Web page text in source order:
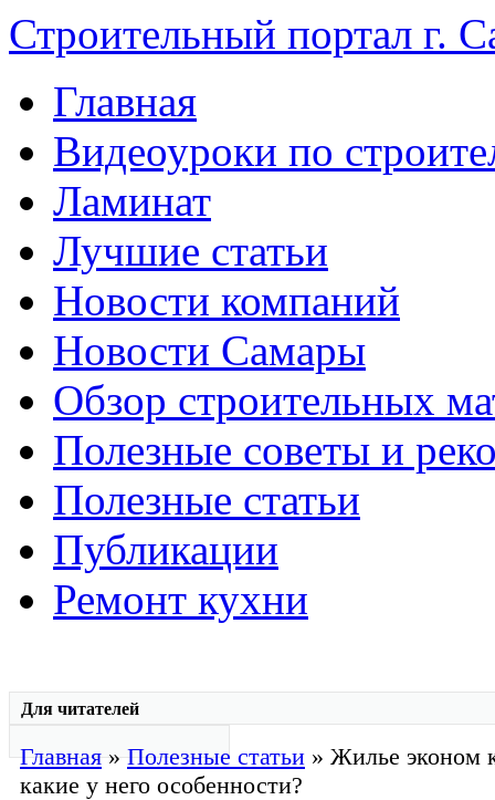
Строительный портал г.
Главная
Видеоуроки по
Ламинат
Лучшие статьи
Новости компаний
Новости Самары
Обзор строительных
Полезные советы и
Полезные статьи
Публикации
Ремонт кухни
Для читателей
Главная»Полезные статьи » Жилье эконом
какие у него особенности?